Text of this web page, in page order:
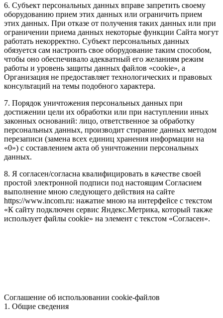
6. Субъект персональных данных вправе запретить своему
оборудованию прием этих данных или ограничить прием
этих данных. При отказе от получения таких данных или при
ограничении приема данных некоторые функции Сайта могут
работать некорректно. Субъект персональных данных
обязуется сам настроить свое оборудование таким способом,
чтобы оно обеспечивало адекватный его желаниям режим
работы и уровень защиты данных файлов «cookie», а
Организация не предоставляет технологических и правовых
консультаций на темы подобного характера.
7. Порядок уничтожения персональных данных при
достижении цели их обработки или при наступлении иных
законных оснований: лицо, ответственное за обработку
персональных данных, производит стирание данных методом
перезаписи (замена всех единиц хранения информации на
«0») с составлением акта об уничтожении персональных
данных.
8. Я согласен/согласна квалифицировать в качестве своей
простой электронной подписи под настоящим Согласием
выполнение мною следующего действия на сайте
https://www.incom.ru: нажатие мною на интерфейсе с текстом
«К сайту подключен сервис Яндекс.Метрика, который также
использует файлы cookie» на элемент с текстом «Согласен».
Соглашение об использовании cookie-файлов
1. Общие сведения